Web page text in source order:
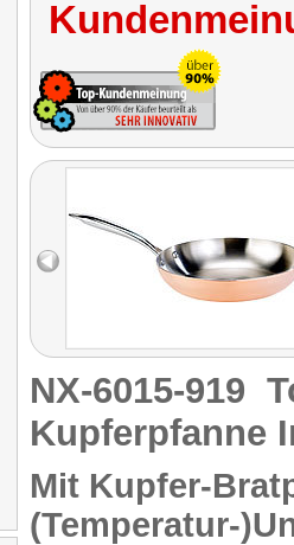
NX-6015-919
Kupferpfanne
Mit Kupfer-
(Temperatur-